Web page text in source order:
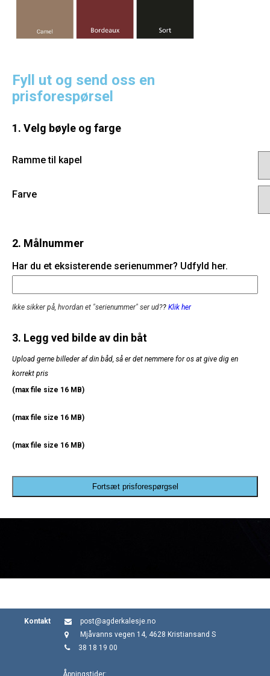
Fyll ut og send oss en
prisforespørsel
1. Velg bøyle og farge
Ramme til kapel
Farve
2. Målnummer
Har du et eksisterende serienummer? Udfyld her.
Ikke sikker på, hvordan et "serienummer" ser ud?? Klik her
3. Legg ved bilde av din båt
Upload gerne billeder af din båd, så er det nemmere for os at give dig en
korrekt pris
(max file size 16 MB)
(max file size 16 MB)
(max file size 16 MB)
Fortsæt prisforespørgsel
Kontakt
post@agderkalesje.no
Mjåvanns vegen 14, 4628 Kristiansand S
38 18 19 00
Åpningstider: